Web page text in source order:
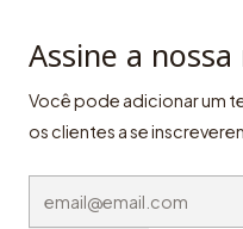
Assine a
Você pode adicionar um
os clientes a se